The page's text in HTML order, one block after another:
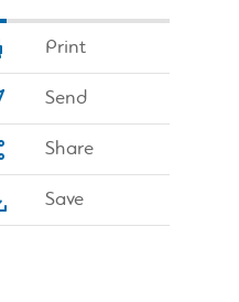
Print
Send
Share
Save